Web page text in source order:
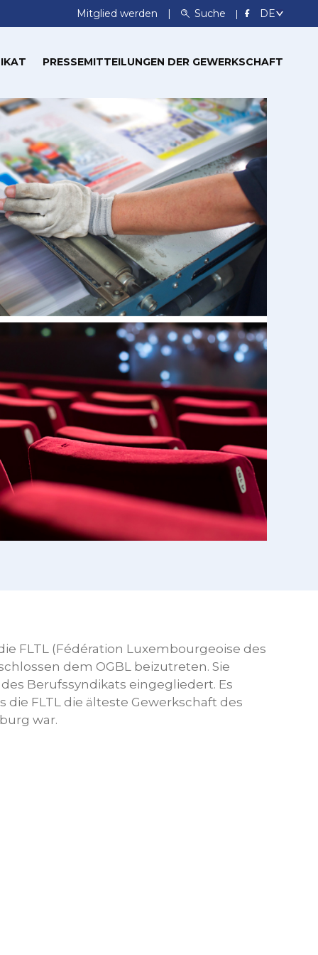
Mitglied werden Suche
PRESSEMITTEILUNGEN DER GEWERKSCHAFT
FLTL (Fédération Luxembourgeoise des
dem OGBL beizutreten. Sie
Berufssyndikats eingegliedert. Es
die FLTL die älteste Gewerkschaft des
war.